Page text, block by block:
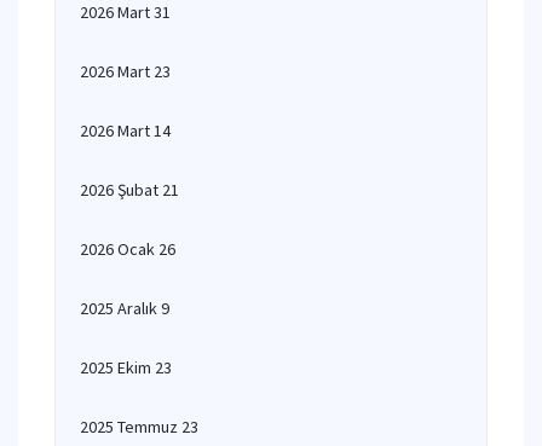
2026 Mart 31
2026 Mart 23
2026 Mart 14
2026 Şubat 21
2026 Ocak 26
2025 Aralık 9
2025 Ekim 23
2025 Temmuz 23